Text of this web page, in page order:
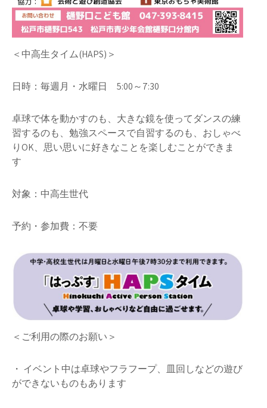
＜中高生タイム(HAPS)＞
日時：毎週月・水曜日 5:00～7:30
卓球で体を動かすのも、大きな鏡を使ってダンスの練
習するのも、勉強スペースで自習するのも、おしゃべ
りOK、思い思いに好きなことを楽しむことができま
す
対象：中高生世代
予約・参加費：不要
＜ご利用の際のお願い＞
・ イベント中は卓球やフラフープ、皿回しなどの遊び
ができないものもあります